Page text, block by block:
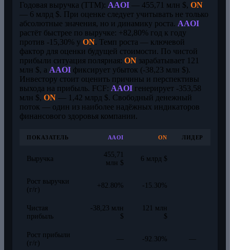
Годовая выручка (TTM): AAOI — 455,71 млн $, ON
— 6 млрд $. При оценке следует учитывать не только
абсолютные значения, но и динамику роста. AAOI
растёт быстрее по выручке: +82,80% год к году
против -15,30% у ON. Темп роста — ключевой
фактор для оценки будущей стоимости. По чистой
прибыли ситуация полярная: ON зарабатывает 121
млн $, а AAOI фиксирует убыток (-38,23 млн $).
Инвестору стоит оценить причины и перспективы
выхода на прибыль. FCF: AAOI генерирует -353,58
млн $, ON — 1,42 млрд $. Свободный денежный
поток — один из наиболее надёжных индикаторов
финансового здоровья компании.
ПОКАЗАТЕЛЬ AAOI ON ЛИДЕР
Выручка
455,71
млн $
6 млрд $
Рост выручки
(г/г)
+82.80% -15.30%
Чистая
прибыль
-38,23 млн
$
121 млн
$
Рост прибыли
(г/г)
— -92.30% —